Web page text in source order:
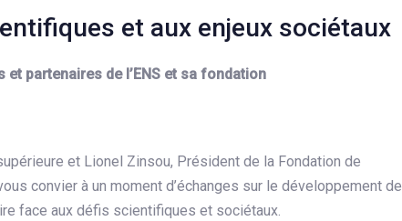
et aux enjeux sociétaux
partenaires de l’ENS et sa fondation
et Lionel Zinsou, Président de la Fondation de
convier à un moment d’échanges sur le développement de
face aux défis scientifiques et sociétaux.